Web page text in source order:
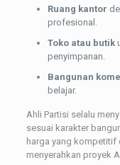
Ruang kantor
profesional.
Toko atau butik
penyimpanan.
Bangunan
belajar.
Ahli Partisi selalu
sesuai karakter
harga yang kompetitif
menyerahkan proyek